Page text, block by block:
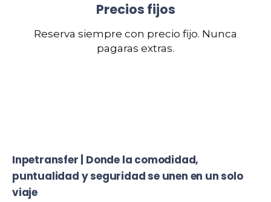
Precios fijos
Reserva siempre con precio fijo. Nunca
pagaras extras.
Inpetransfer | Donde la comodidad,
puntualidad y seguridad se unen en un solo
viaje